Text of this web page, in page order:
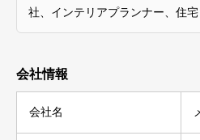
社、インテリアプランナー、住
会社情報
会社名